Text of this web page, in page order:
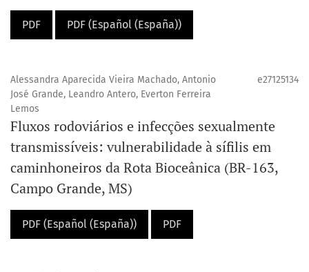
PDF PDF (Español (España))
Alessandra Aparecida Vieira Machado, Antonio
José Grande, Leandro Antero, Everton Ferreira
Lemos
e27125134
Fluxos rodoviários e infecções sexualmente
transmissíveis: vulnerabilidade à sífilis em
caminhoneiros da Rota Bioceânica (BR-163,
Campo Grande, MS)
PDF (Español (España)) PDF